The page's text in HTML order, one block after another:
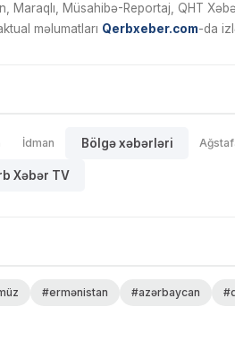
Müsahibə-Reportaj, QHT
məlumatları Qerbxeber.com-da
İdman Bölgə xəbərləri
Xəbər TV
#ermənistan #azərbaycan